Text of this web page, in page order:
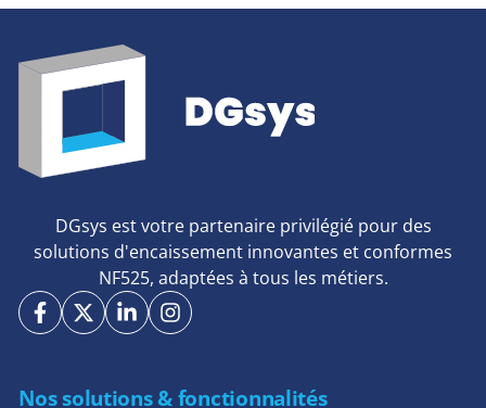
DGsys est votre partenaire privilégié pour des
solutions d'encaissement innovantes et conformes
NF525, adaptées à tous les métiers.
Nos solutions & fonctionnalités